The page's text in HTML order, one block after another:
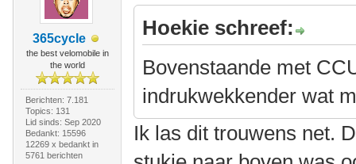
365cycle
the best velomobile in
the world
Berichten: 7.181
Topics: 131
Lid sinds: Sep 2020
Bedankt: 15596
12269 x bedankt in
5761 berichten
Hoekie schreef:
Bovenstaande met
indrukwekkender wat
Ik las dit trouwens net.